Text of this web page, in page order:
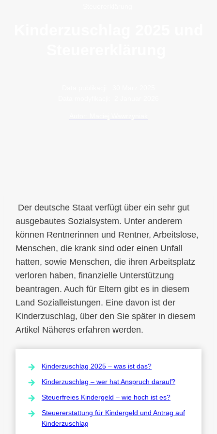
Der deutsche Staat verfügt über ein sehr gut
ausgebautes Sozialsystem. Unter anderem
können Rentnerinnen und Rentner, Arbeitslose,
Menschen, die krank sind oder einen Unfall
hatten, sowie Menschen, die ihren Arbeitsplatz
verloren haben, finanzielle Unterstützung
beantragen. Auch für Eltern gibt es in diesem
Land Sozialleistungen. Eine davon ist der
Kinderzuschlag, über den Sie später in diesem
Artikel Näheres erfahren werden.
Kinderzuschlag 2025 – was ist das?
Kinderzuschlag – wer hat Anspruch darauf?
Steuerfreies Kindergeld – wie hoch ist es?
Steuererstattung für Kindergeld und Antrag auf
Kinderzuschlag